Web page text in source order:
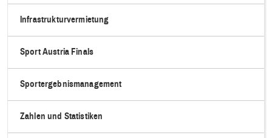
Infrastrukturvermietung
Sport Austria Finals
Sportergebnismanagement
Zahlen und Statistiken